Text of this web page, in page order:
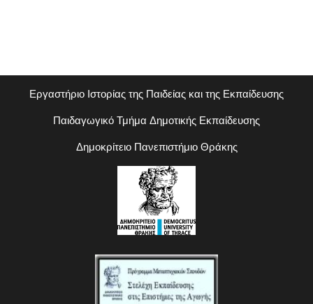
Εργαστήριο Ιστορίας της Παιδείας και της Εκπαίδευσης
Παιδαγωγικό Τμήμα Δημοτικής Εκπαίδευσης
Δημοκρίτειο Πανεπιστήμιο Θράκης